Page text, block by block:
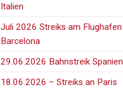
Italien
Juli 2026 Streiks am Flughafen
Barcelona
29.06.2026 Bahnstreik Spanien
18.06.2026 – Streiks an Paris